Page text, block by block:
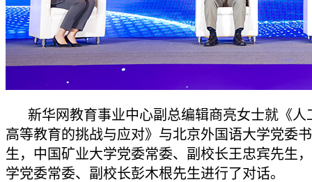
新华网教育事业中心副总编辑商亮女士就《人
高等教育的挑战与应对》与北京外国语大学党委
生，中国矿业大学党委常委、副校长王忠宾先生
学党委常委、副校长彭木根先生进行了对话。